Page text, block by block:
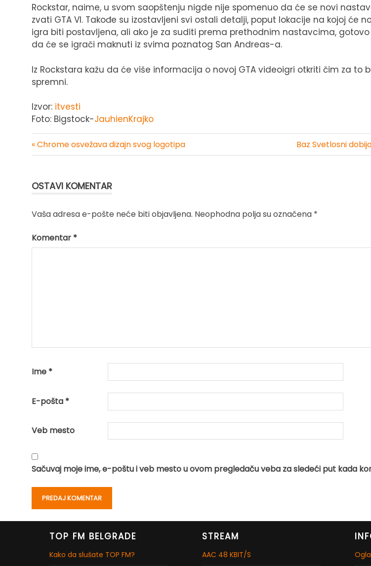
Rockstar, naime, u svom saopštenju nigde nije spomenuo da će se novi
zvati GTA VI. Takođe su izostavljeni svi ostali detalji, poput lokacije na kojoj će
igra biti postavljena, ali ako je za suditi prema prethodnim nastavcima,
da će se igrači maknuti iz svima poznatog San Andreas-a.
Iz Rockstara kažu da će više informacija o novoj GTA videoigri otkriti čim za to
spremni.
Izvor: itvesti
Foto: Bigstock-JauhienKrajko
Kretanje
« Chrome osvežava dizajn svog logotipa Baz Svetlosni
OSTAVI KOMENTAR
Vaša adresa e-pošte neće biti objavljena. Neophodna polja su označena *
Komentar *
Ime *
E-pošta *
Veb mesto
Sačuvaj moje ime, e-poštu i veb mesto u ovom pregledaču veba za sledeći put kada
TOP FM BELGRADE
Kako da slušate TOP FM?
STREAM
AAC 48 KBIT/S